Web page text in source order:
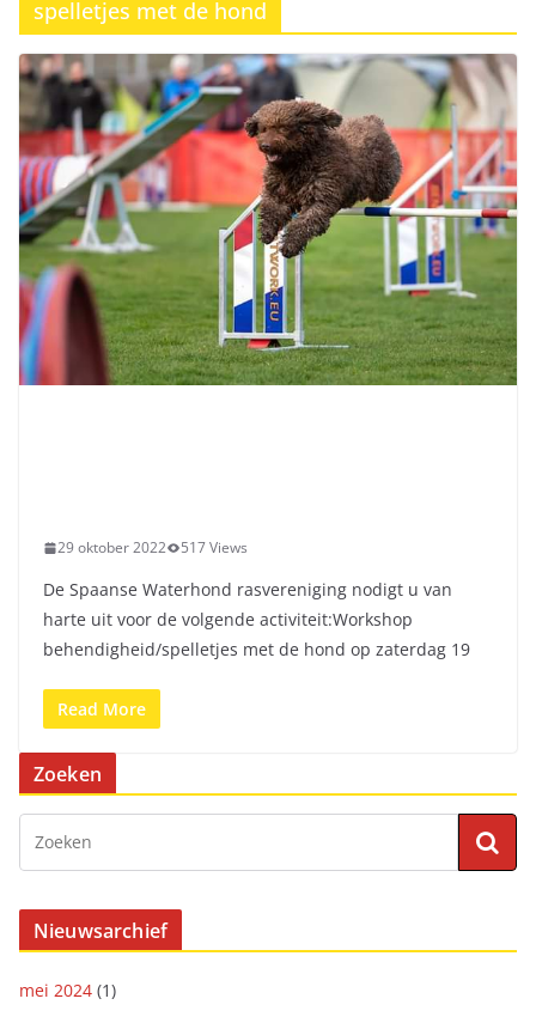
spelletjes met de hond
29 oktober 2022 517 Views
De Spaanse Waterhond rasvereniging nodigt u van
harte uit voor de volgende activiteit:Workshop
behendigheid/spelletjes met de hond op zaterdag 19
Read More
Zoeken
Nieuwsarchief
mei 2024 (1)